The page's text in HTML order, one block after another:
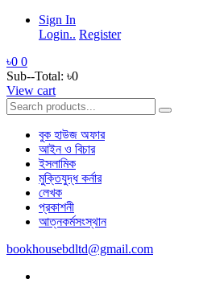
Sign In
Login.. Register
৳0 0
Sub--Total: ৳0
View cart
বুক হাউজ অফার
আইন ও বিচার
ইসলামিক
মুক্তিযুদ্ধ কর্নার
লেখক
প্রকাশনী
আত্নকর্মসংস্থান
bookhousebdltd@gmail.com